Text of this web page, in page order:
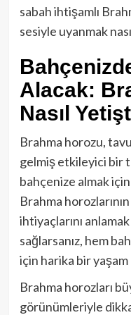
sabah ihtişamlı
sesiyle uyanmak
Alacak:
Nasıl
Brahma horozu,
gelmiş etkileyici bir
bahçenize almak için
Brahma
ihtiyaçlarını
sağlarsanız, hem
için harika bir
Brahma horozları
görünümleriyle